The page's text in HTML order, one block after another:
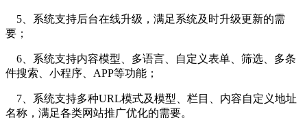
5、系统支持后台在线升级，满足系统及时升级更新的需
要；
6、系统支持内容模型、多语言、自定义表单、筛选、多条
件搜索、小程序、APP等功能；
7、系统支持多种URL模式及模型、栏目、内容自定义地址
名称，满足各类网站推广优化的需要。